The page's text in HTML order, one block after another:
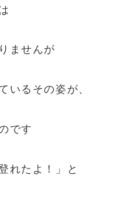
ませんが
いるその姿が、
です
れたよ！」と